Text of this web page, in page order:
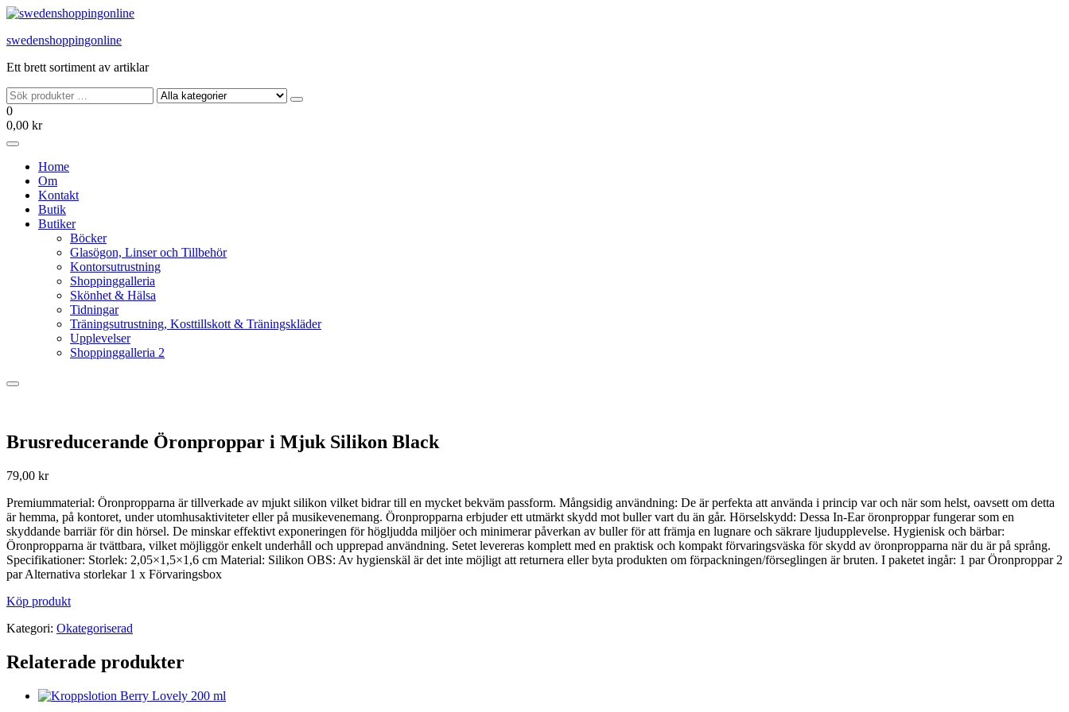
Hoppa
innehållet
swedenshoppingonline
Ett brett sortiment av artiklar
0
0,00 kr
Home
Om
Kontakt
Butik
Butiker
Böcker
Glasögon, Linser och Tillbehör
Kontorsutrustning
Shoppinggalleria
Skönhet & Hälsa
Tidningar
Träningsutrustning, Kosttillskott & Träningskläder
Upplevelser
Shoppinggalleria 2
Brusreducerande Öronproppar i Mjuk Silikon Black
79,00 kr
Premiummaterial: Öronpropparna är tillverkade av mjukt silikon vilket bidrar till en mycket bekväm passform. Mångsidig användning: De är perfekta att använda i princip var och när som helst, oavsett om detta
är hemma, på kontoret, under utomhusaktiviteter eller på musikevenemang. Öronpropparna erbjuder ett utmärkt skydd mot buller vart du än går. Hörselskydd: Dessa In-Ear öronproppar fungerar som en
skyddande barriär för din hörsel. De minskar effektivt exponeringen för högljudda miljöer och minimerar påverkan av buller för att främja en lugnare och säkrare ljudupplevelse. Hygienisk och bärbar:
Öronpropparna är tvättbara, vilket möjliggör enkelt underhåll och upprepad användning. Setet levereras komplett med en praktisk och kompakt förvaringsväska för skydd av öronpropparna när du är på språng.
Specifikationer: Storlek: 2,05×1,5×1,6 cm Material: Silikon OBS: Av hygienskäl är det inte möjligt att returnera eller byta produkten om förpackningen/förseglingen är bruten. I paketet ingår: 1 par Öronproppar 2
par Alternativa storlekar 1 x Förvaringsbox
Köp produkt
Kategori: Okategoriserad
Relaterade produkter